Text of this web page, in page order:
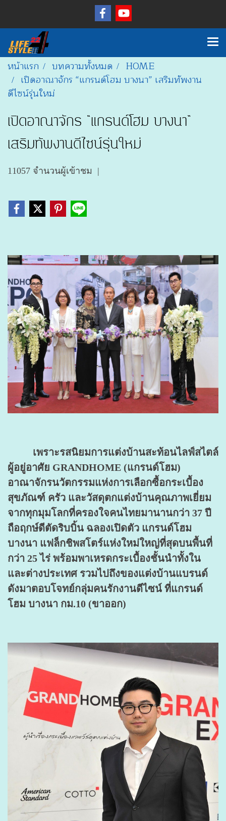
หน้าแรก บทความทั้งหมด
HOME
เปิดอาณาจักร “แกรนด์โฮม บางนา” เสริมทัพงาน
ดีไซน์รุ่นใหม่
เปิดอาณาจักร “แกรนด์โฮม บางนา”
เสริมทัพงานดีไซน์รุ่นใหม่
11057 จำนวนผู้เข้าชม |
เพราะรสนิยมการแต่งบ้านสะท้อนไลฟ์สไตล์
ผู้อยู่อาศัย GRANDHOME (แกรนด์โฮม)
อาณาจักรนวัตกรรมแห่งการเลือกซื้อกระเบื้อง
สุขภัณฑ์ ครัว และวัสดุตกแต่งบ้านคุณภาพเยี่ยม
จากทุกมุมโลกที่ครองใจคนไทยมานานกว่า 37 ปี
ถือฤกษ์ดีตัดริบบิ้น ฉลองเปิดตัว แกรนด์โฮม
บางนา แฟล็กชิพสโตร์แห่งใหม่ใหญ่ที่สุดบนพื้นที่
กว่า 25 ไร่ พร้อมพาเหรดกระเบื้องชั้นนำทั้งใน
และต่างประเทศ รวมไปถึงของแต่งบ้านแบรนด์
ดังมาตอบโจทย์กลุ่มคนรักงานดีไซน์ ที่แกรนด์
โฮม บางนา กม.10 (ขาออก)